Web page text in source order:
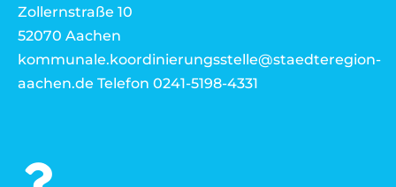
Zollernstraße 10
52070 Aachen
kommunale.koordinierungsstelle@staedteregion-
aachen.de Telefon 0241-5198-4331